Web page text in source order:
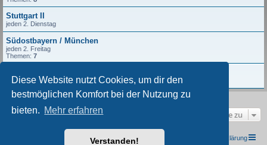
Diese Website nutzt Cookies, um dir den
bestmöglichen Komfort bei der Nutzung zu
bieten. Mehr erfahren
Verstanden!
Stuttgart II
jeden 2. Dienstag
Südostbayern / München
jeden 2. Freitag
Themen: 7
jeden 2. Freitag
Gehe zu
TRIUMPH I.G. Südwest e.V. Foren-Übersicht Datenschutzerklärung